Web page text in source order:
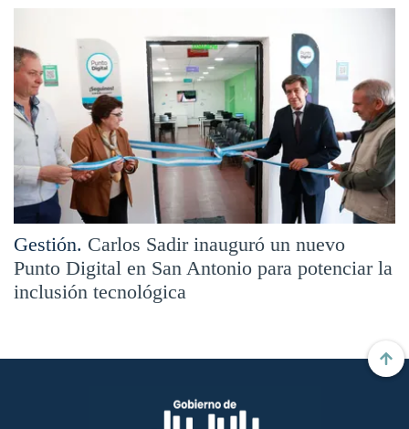
Gestión. Carlos Sadir inauguró un nuevo
Punto Digital en San Antonio para potenciar la
inclusión tecnológica